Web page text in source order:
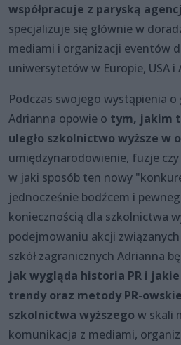
współpracuje z paryską
specjalizuje się głównie w
mediami i organizacji eventów
uniwersytetów w Europie, USA i
Podczas swojego wystąpienia o
Adrianna opowie o tym, jakim
uległo szkolnictwo wyższe w
umiędzynarodowienie, fuzje
w jaki sposób ten nowy
jednocześnie bodźcem i
koniecznością dla szkolnictwa
podejmowaniu akcji związanych
szkół zagranicznych Adrianna
jak wygląda historia PR i jakie
trendy oraz metody PR-
szkolnictwa wyższego w skali
komunikacja z mediami,